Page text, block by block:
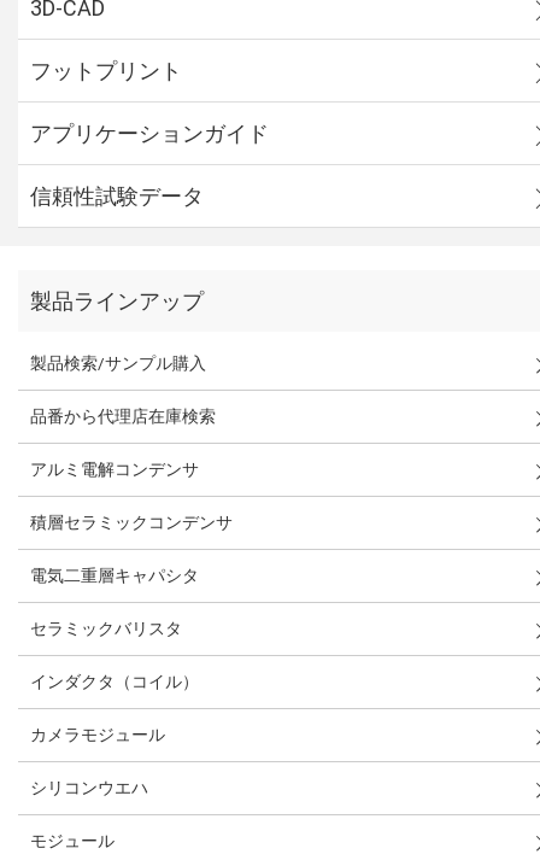
3D-CAD
フットプリント
アプリケーションガイド
信頼性試験データ
製品ラインアップ
製品検索/サンプル購入
品番から代理店在庫検索
アルミ電解コンデンサ
積層セラミックコンデンサ
電気二重層キャパシタ
セラミックバリスタ
インダクタ（コイル）
カメラモジュール
シリコンウエハ
モジュール